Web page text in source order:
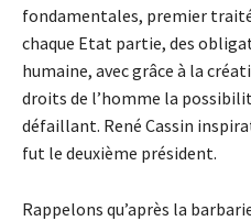
fondamentales, premier
chaque Etat partie, des
humaine, avec grâce à la
droits de l’homme la
défaillant. René Cassin
fut le deuxième président.
Rappelons qu’après la